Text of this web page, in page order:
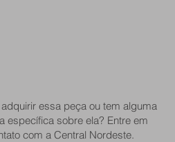
essa peça ou tem alguma
específica sobre ela? Entre em
com a Central Nordeste.